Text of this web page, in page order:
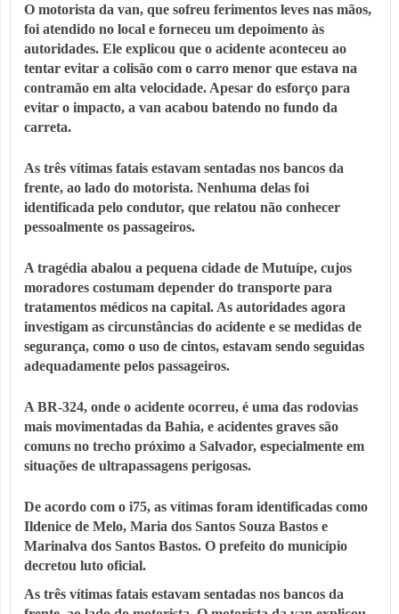
O motorista da van, que sofreu ferimentos leves nas mãos,
foi atendido no local e forneceu um depoimento às
autoridades. Ele explicou que o acidente aconteceu ao
tentar evitar a colisão com o carro menor que estava na
contramão em alta velocidade. Apesar do esforço para
evitar o impacto, a van acabou batendo no fundo da
carreta.
As três vítimas fatais estavam sentadas nos bancos da
frente, ao lado do motorista. Nenhuma delas foi
identificada pelo condutor, que relatou não conhecer
pessoalmente os passageiros.
A tragédia abalou a pequena cidade de Mutuípe, cujos
moradores costumam depender do transporte para
tratamentos médicos na capital. As autoridades agora
investigam as circunstâncias do acidente e se medidas de
segurança, como o uso de cintos, estavam sendo seguidas
adequadamente pelos passageiros.
A BR-324, onde o acidente ocorreu, é uma das rodovias
mais movimentadas da Bahia, e acidentes graves são
comuns no trecho próximo a Salvador, especialmente em
situações de ultrapassagens perigosas.
De acordo com o i75, as vítimas foram identificadas como
Ildenice de Melo, Maria dos Santos Souza Bastos e
Marinalva dos Santos Bastos. O prefeito do município
decretou luto oficial.
As três vítimas fatais estavam sentadas nos bancos da